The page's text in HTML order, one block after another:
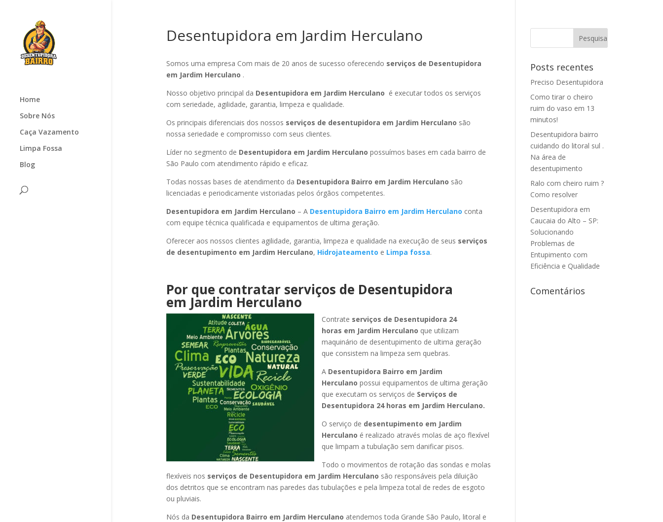
Home
Sobre Nós
Caça Vazamento
Limpa Fossa
Blog
Desentupidora em Jardim Herculano
Somos uma empresa Com mais de 20 anos de sucesso oferecendo serviços de Desentupidora
em Jardim Herculano .
Nosso objetivo principal da Desentupidora em Jardim Herculano é executar todos os serviços
com seriedade, agilidade, garantia, limpeza e qualidade.
Os principais diferenciais dos nossos serviços de desentupidora em Jardim Herculano são
nossa seriedade e compromisso com seus clientes.
Líder no segmento de Desentupidora em Jardim Herculano possuímos bases em cada bairro de
São Paulo com atendimento rápido e eficaz.
Todas nossas bases de atendimento da Desentupidora Bairro em Jardim Herculano são
licenciadas e periodicamente vistoriadas pelos órgãos competentes.
Desentupidora em Jardim Herculano – A Desentupidora Bairro em Jardim Herculano conta
com equipe técnica qualificada e equipamentos de ultima geração.
Oferecer aos nossos clientes agilidade, garantia, limpeza e qualidade na execução de seus serviços
de desentupimento em Jardim Herculano, Hidrojateamento e Limpa fossa.
Por que contratar serviços de Desentupidora
em Jardim Herculano
Contrate serviços de Desentupidora 24
horas em Jardim Herculano que utilizam
maquinário de desentupimento de ultima geração
que consistem na limpeza sem quebras.
A Desentupidora Bairro em Jardim
Herculano possui equipamentos de ultima geração
que executam os serviços de Serviços de
Desentupidora 24 horas em Jardim Herculano.
O serviço de desentupimento em Jardim
Herculano é realizado através molas de aço flexível
que limpam a tubulação sem danificar pisos.
Todo o movimentos de rotação das sondas e molas
flexíveis nos serviços de Desentupidora em Jardim Herculano são responsáveis pela diluição
dos detritos que se encontram nas paredes das tubulações e pela limpeza total de redes de esgoto
ou pluviais.
Nós da Desentupidora Bairro em Jardim Herculano atendemos toda Grande São Paulo, litoral e
Posts recentes
Preciso Desentupidora
Como tirar o cheiro
ruim do vaso em 13
minutos!
Desentupidora bairro
cuidando do litoral sul .
Na área de
desentupimento
Ralo com cheiro ruim ?
Como resolver
Desentupidora em
Caucaia do Alto – SP:
Solucionando
Problemas de
Entupimento com
Eficiência e Qualidade
Comentários